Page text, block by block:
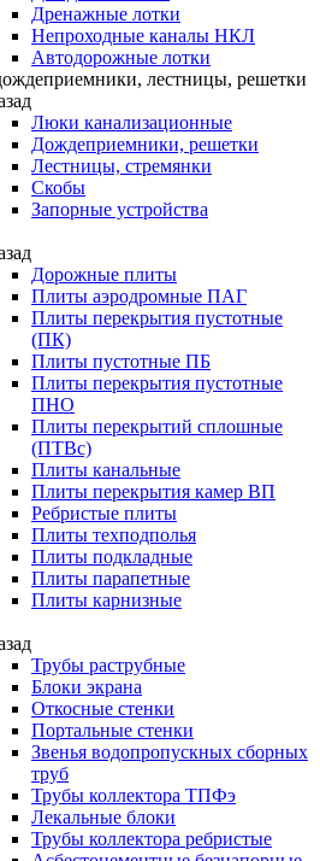
Дренажные лотки
Непроходные каналы НКЛ
Автодорожные лотки
лестницы, решетки
Люки канализационные
Дождеприемники, решетки
Лестницы, стремянки
Скобы
Запорные устройства
Дорожные плиты
Плиты аэродромные ПАГ
Плиты перекрытия пустотные
(ПК)
Плиты пустотные ПБ
Плиты перекрытия пустотные
ПНО
Плиты перекрытий сплошные
(ПТВс)
Плиты канальные
Плиты перекрытия камер ВП
Ребристые плиты
Плиты техподполья
Плиты подкладные
Плиты парапетные
Плиты карнизные
Трубы раструбные
Блоки экрана
Откосные стенки
Портальные стенки
Звенья водопропускных сборных
труб
Трубы коллектора ТПФэ
Лекальные блоки
Трубы коллектора ребристые